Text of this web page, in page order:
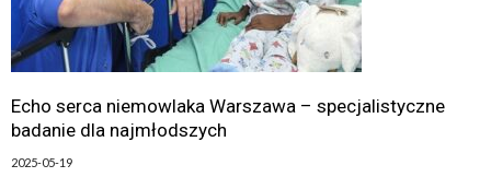
Echo serca niemowlaka Warszawa – specjalistyczne
badanie dla najmłodszych
2025-05-19